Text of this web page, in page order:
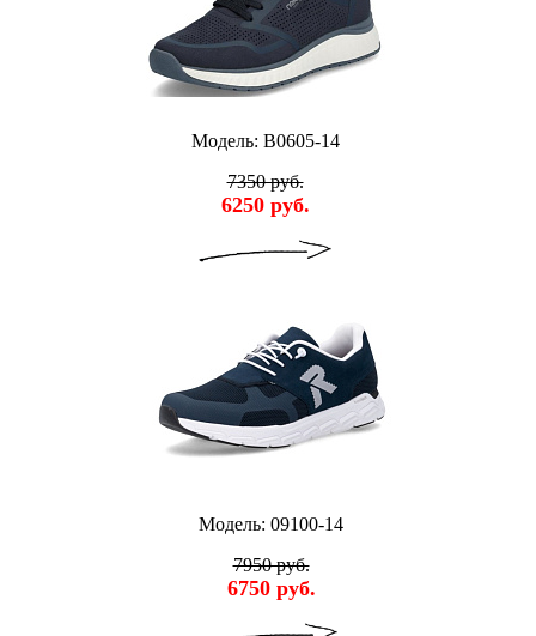
Модель: B0605-14
7350 руб.
6250 руб.
Модель: 09100-14
7950 руб.
6750 руб.